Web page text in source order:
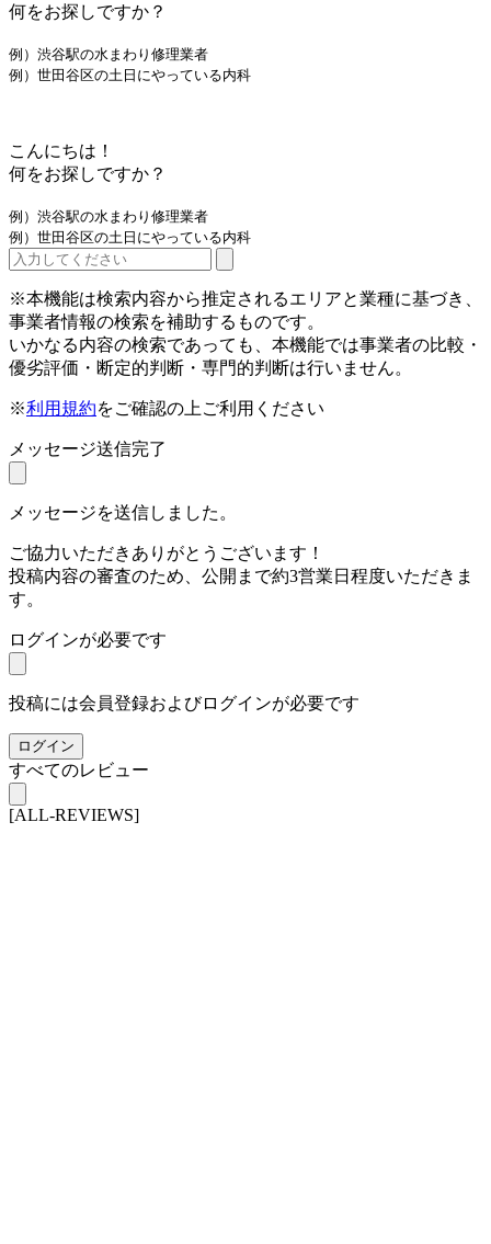
何をお探しですか？
例）渋谷駅の水まわり修理業者
例）世田谷区の土日にやっている内科
こんにちは！
何をお探しですか？
例）渋谷駅の水まわり修理業者
例）世田谷区の土日にやっている内科
※本機能は検索内容から推定されるエリアと業種に基づき、
事業者情報の検索を補助するものです。
いかなる内容の検索であっても、本機能では事業者の比較・
優劣評価・断定的判断・専門的判断は行いません。
※利用規約をご確認の上ご利用ください
メッセージ送信完了
メッセージを送信しました。
ご協力いただきありがとうございます！
投稿内容の審査のため、公開まで約3営業日程度いただきま
す。
ログインが必要です
投稿には会員登録およびログインが必要です
ログイン
すべてのレビュー
[ALL-REVIEWS]